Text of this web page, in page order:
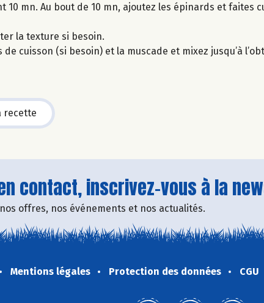
10 mn. Au bout de 10 mn, ajoutez les épinards et faites
la texture si besoin.
de cuisson (si besoin) et la muscade et mixez jusqu’à
recette
contact, inscrivez-vous à la
offres, nos événements et nos actualités.
Mentions légales Protection des données CGU